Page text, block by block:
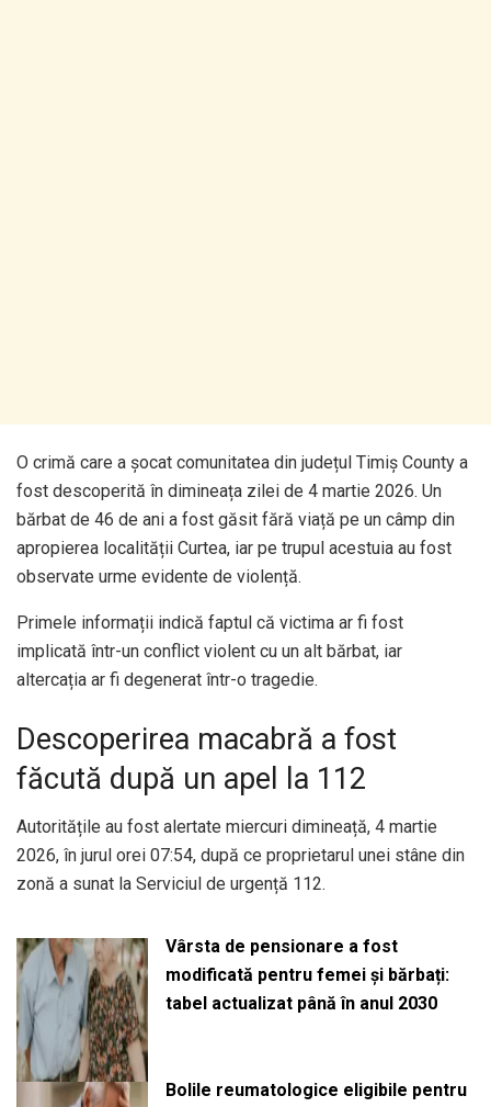
O crimă care a șocat comunitatea din județul Timiș County a
fost descoperită în dimineața zilei de 4 martie 2026. Un
bărbat de 46 de ani a fost găsit fără viață pe un câmp din
apropierea localității Curtea, iar pe trupul acestuia au fost
observate urme evidente de violență.
Primele informații indică faptul că victima ar fi fost
implicată într-un conflict violent cu un alt bărbat, iar
altercația ar fi degenerat într-o tragedie.
Descoperirea macabră a fost
făcută după un apel la 112
Autoritățile au fost alertate miercuri dimineață, 4 martie
2026, în jurul orei 07:54, după ce proprietarul unei stâne din
zonă a sunat la Serviciul de urgență 112.
Vârsta de pensionare a fost
modificată pentru femei și bărbați:
tabel actualizat până în anul 2030
Bolile reumatologice eligibile pentru